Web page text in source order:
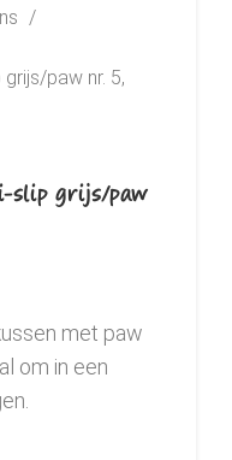
paw nr. 5,
slip grijs/paw
met paw
om in een